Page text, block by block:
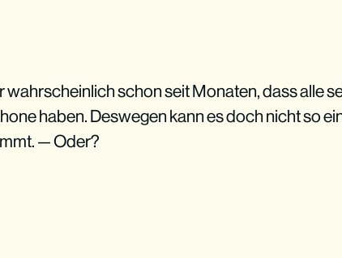
wahrscheinlich schon seit Monaten, dass alle
haben. Deswegen kann es doch nicht so
— Oder?